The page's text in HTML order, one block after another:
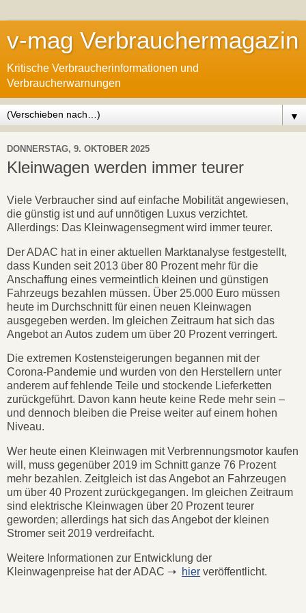
v-mag Verbrauchermagazin
Kritische Verbraucherinformationen und
Verbraucherwarnungen
▼
DONNERSTAG, 9. OKTOBER 2025
Kleinwagen werden immer teurer
Viele Verbraucher sind auf einfache Mobilität angewiesen,
die günstig ist und auf unnötigen Luxus verzichtet.
Allerdings: Das Kleinwagensegment wird immer teurer.
Der ADAC hat in einer aktuellen Marktanalyse festgestellt,
dass Kunden seit 2013 über 80 Prozent mehr für die
Anschaffung eines vermeintlich kleinen und günstigen
Fahrzeugs bezahlen müssen. Über 25.000 Euro müssen
heute im Durchschnitt für einen neuen Kleinwagen
ausgegeben werden. Im gleichen Zeitraum hat sich das
Angebot an Autos zudem um über 20 Prozent verringert.
Die extremen Kostensteigerungen begannen mit der
Corona-Pandemie und wurden von den Herstellern unter
anderem auf fehlende Teile und stockende Lieferketten
zurückgeführt. Davon kann heute keine Rede mehr sein –
und dennoch bleiben die Preise weiter auf einem hohen
Niveau.
Wer heute einen Kleinwagen mit Verbrennungsmotor kaufen
will, muss gegenüber 2019 im Schnitt ganze 76 Prozent
mehr bezahlen. Zeitgleich ist das Angebot an Fahrzeugen
um über 40 Prozent zurückgegangen. Im gleichen Zeitraum
sind elektrische Kleinwagen über 20 Prozent teurer
geworden; allerdings hat sich das Angebot der kleinen
Stromer seit 2019 verdreifacht.
Weitere Informationen zur Entwicklung der
Kleinwagenpreise hat der ADAC ➝ hier veröffentlicht.